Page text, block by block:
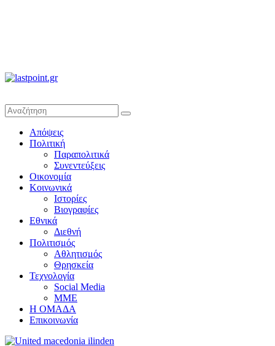
άποψη
μέχρι
Απόψεις
Πολιτική
Παραπολιτικά
Συνεντεύξεις
Οικονομία
Κοινωνικά
Ιστορίες
Βιογραφίες
Εθνικά
Διεθνή
Πολιτισμός
Αθλητισμός
Θρησκεία
Τεχνολογία
Social Media
ΜΜΕ
Η ΟΜΑΔΑ
Επικοινωνία